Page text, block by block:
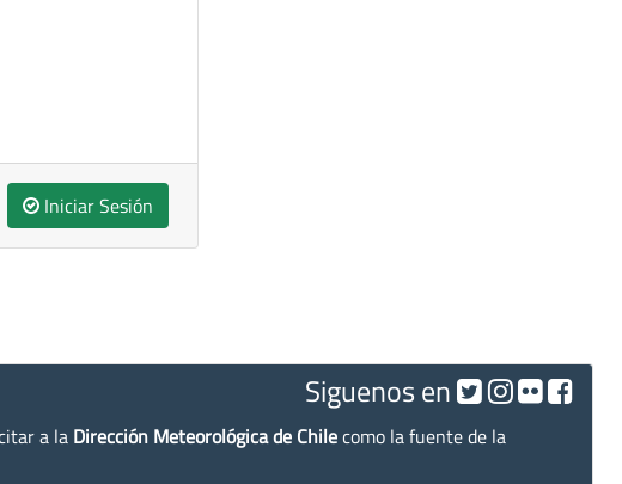
Iniciar Sesión
Siguenos en
a la Dirección Meteorológica de Chilecomo la fuente de la